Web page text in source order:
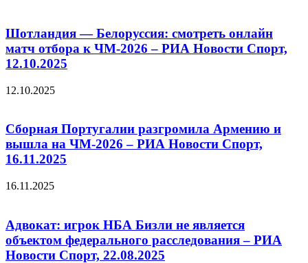
Шотландия — Белоруссия: смотреть онлайн
матч отбора к ЧМ-2026 – РИА Новости Спорт,
12.10.2025
12.10.2025
Сборная Португалии разгромила Армению и
вышла на ЧМ-2026 – РИА Новости Спорт,
16.11.2025
16.11.2025
Адвокат: игрок НБА Бизли не является
объектом федерального расследования – РИА
Новости Спорт, 22.08.2025